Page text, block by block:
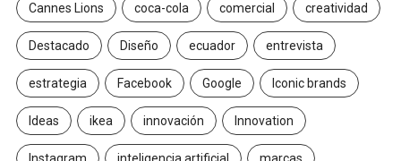
Cannes Lions coca-cola comercial creatividad
Destacado Diseño ecuador entrevista
estrategia Facebook Google Iconic brands
Ideas ikea innovación Innovation